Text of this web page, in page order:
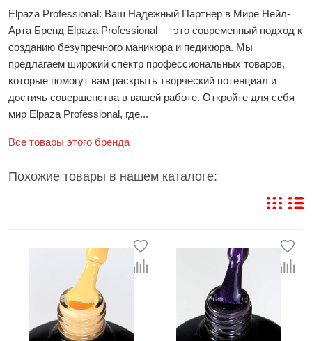
Elpaza Professional: Ваш Надежный Партнер в Мире Нейл-
Арта Бренд Elpaza Professional — это современный подход к
созданию безупречного маникюра и педикюра. Мы
предлагаем широкий спектр профессиональных товаров,
которые помогут вам раскрыть творческий потенциал и
достичь совершенства в вашей работе. Откройте для себя
мир Elpaza Professional, где...
Все товары этого бренда
Похожие товары в нашем каталоге: